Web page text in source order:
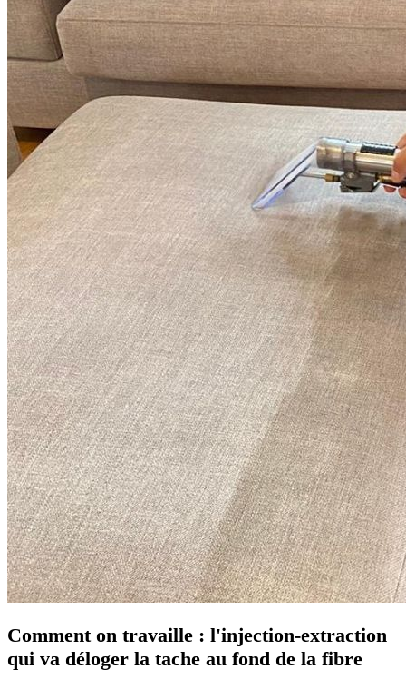
Comment on travaille : l'injection-extraction
qui va déloger la tache au fond de la fibre